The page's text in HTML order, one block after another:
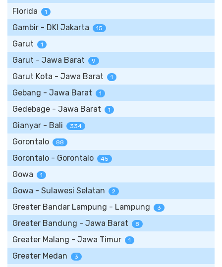
Florida 1
Gambir - DKI Jakarta 15
Garut 1
Garut - Jawa Barat 9
Garut Kota - Jawa Barat 1
Gebang - Jawa Barat 1
Gedebage - Jawa Barat 1
Gianyar - Bali 334
Gorontalo 88
Gorontalo - Gorontalo 45
Gowa 1
Gowa - Sulawesi Selatan 2
Greater Bandar Lampung - Lampung 3
Greater Bandung - Jawa Barat 8
Greater Malang - Jawa Timur 1
Greater Medan 3